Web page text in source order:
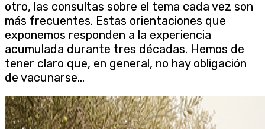
otro, las consultas sobre el tema cada vez son
más frecuentes. Estas orientaciones que
exponemos responden a la experiencia
acumulada durante tres décadas. Hemos de
tener claro que, en general, no hay obligación
de vacunarse...